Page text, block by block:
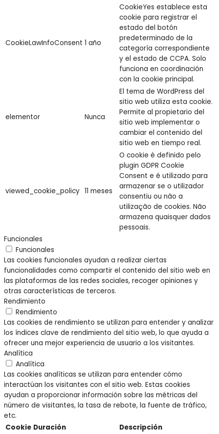
CookieLawInfoConsent 1 año
CookieYes establece esta
cookie para registrar el
estado del botón
predeterminado de la
categoría correspondiente
y el estado de CCPA. Solo
funciona en coordinación
con la cookie principal.
elementor Nunca
El tema de WordPress del
sitio web utiliza esta cookie.
Permite al propietario del
sitio web implementar o
cambiar el contenido del
sitio web en tiempo real.
viewed_cookie_policy 11 meses
O cookie é definido pelo
plugin GDPR Cookie
Consent e é utilizado para
armazenar se o utilizador
consentiu ou não a
utilização de cookies. Não
armazena quaisquer dados
pessoais.
Funcionales
Funcionales
Las cookies funcionales ayudan a realizar ciertas
funcionalidades como compartir el contenido del sitio web en
las plataformas de las redes sociales, recoger opiniones y
otras características de terceros.
Rendimiento
Rendimiento
Las cookies de rendimiento se utilizan para entender y analizar
los índices clave de rendimiento del sitio web, lo que ayuda a
ofrecer una mejor experiencia de usuario a los visitantes.
Analítica
Analítica
Las cookies analíticas se utilizan para entender cómo
interactúan los visitantes con el sitio web. Estas cookies
ayudan a proporcionar información sobre las métricas del
número de visitantes, la tasa de rebote, la fuente de tráfico,
etc.
Cookie Duración Descripción